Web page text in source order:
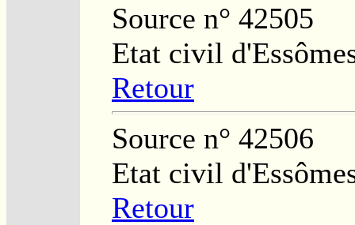
Source n° 42505
Etat civil
Retour
Source n° 42506
Etat civil
Retour